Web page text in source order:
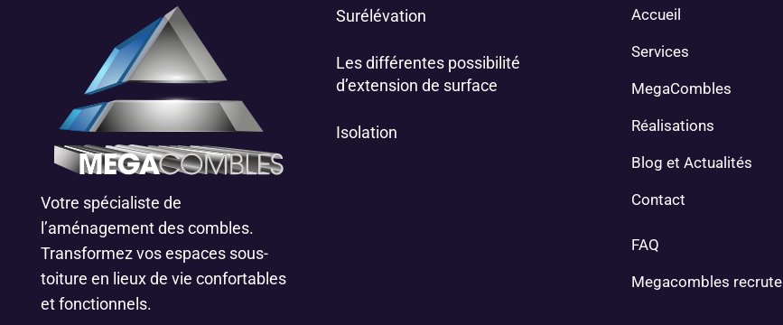
Votre spécialiste de
l’aménagement des combles.
Transformez vos espaces sous-
toiture en lieux de vie confortables
et fonctionnels.
Surélévation
Les différentes possibilité
d’extension de surface
Isolation
Accueil
Services
MegaCombles
Réalisations
Blog et Actualités
Contact
FAQ
Megacombles recrute